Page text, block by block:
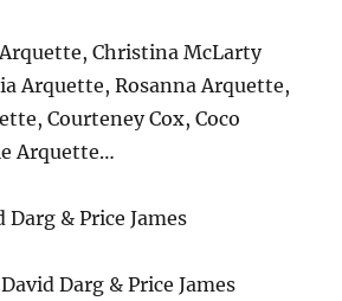
Christina McLarty
Arquette, Rosanna Arquette,
Courteney Cox, Coco
Arquette…
Darg & Price James
Darg & Price James